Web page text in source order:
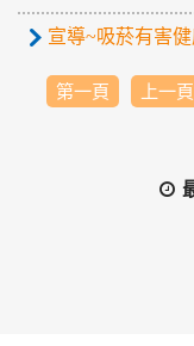
宣導~吸菸有害
第一頁 上一頁